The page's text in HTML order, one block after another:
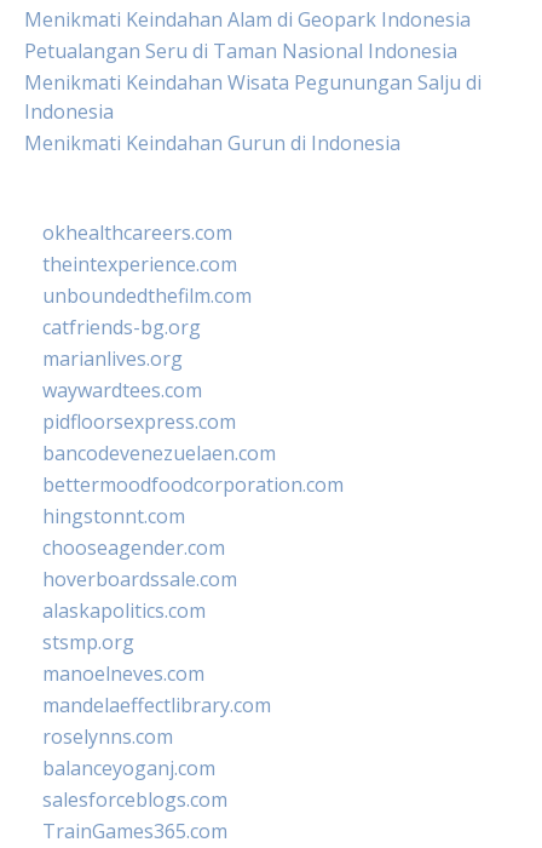
Menikmati Keindahan Alam di Geopark Indonesia
Petualangan Seru di Taman Nasional Indonesia
Menikmati Keindahan Wisata Pegunungan Salju di
Indonesia
Menikmati Keindahan Gurun di Indonesia
okhealthcareers.com
theintexperience.com
unboundedthefilm.com
catfriends-bg.org
marianlives.org
waywardtees.com
pidfloorsexpress.com
bancodevenezuelaen.com
bettermoodfoodcorporation.com
hingstonnt.com
chooseagender.com
hoverboardssale.com
alaskapolitics.com
stsmp.org
manoelneves.com
mandelaeffectlibrary.com
roselynns.com
balanceyoganj.com
salesforceblogs.com
TrainGames365.com